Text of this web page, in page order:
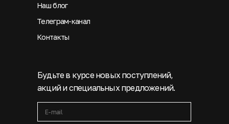
Будьте в курсе новых поступлений,
акций и специальных предложений.
Наш блог
Телеграм-канал
Контакты